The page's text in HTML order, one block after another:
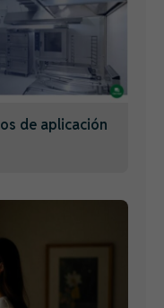
de aplicación